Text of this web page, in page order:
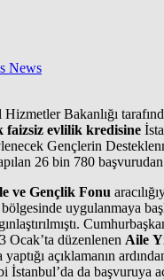
News
Bakanlığı
faizsiz evlilik kredisine
Gençlerin
26 bin 780
ve Gençlik Fonu
uygulanmaya
Ocak’ta düzenlenen Aile
yaptığı açıklamanın
İstanbul’da da başvuruya